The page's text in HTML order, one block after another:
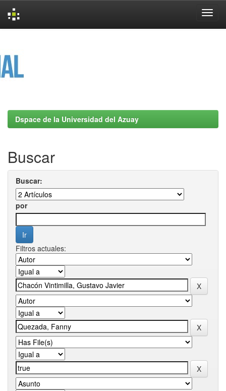
Dspace de la Universidad del Azuay
Buscar
Buscar:
por
Filtros actuales: